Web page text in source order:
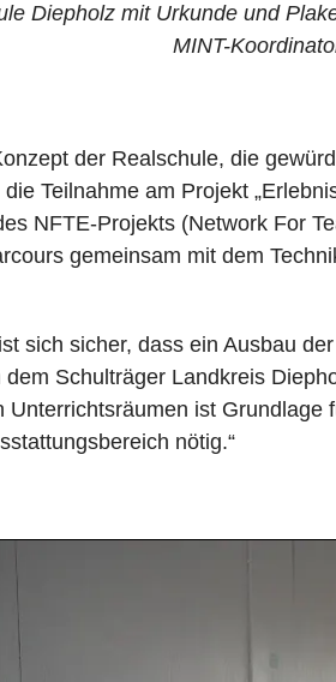
Diepholz mit Urkunde und
MINT-
der Realschule, die
Teilnahme am Projekt
NFTE-Projekts (Network For
gemeinsam mit dem
sich sicher, dass ein Ausbau
Schulträger Landkreis
Unterrichtsräumen ist
nötig.“